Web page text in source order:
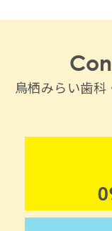
鳥栖みらい歯